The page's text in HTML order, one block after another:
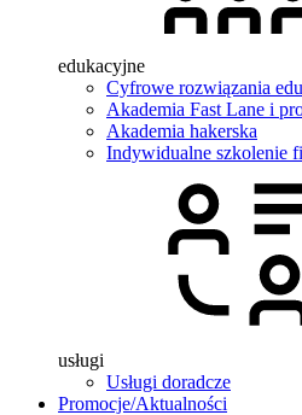
edukacyjne
Cyfrowe rozwiązania
Akademia Fast Lane i
Akademia hakerska
Indywidualne szkolenie
usługi
Usługi doradcze
Promocje/Aktualności